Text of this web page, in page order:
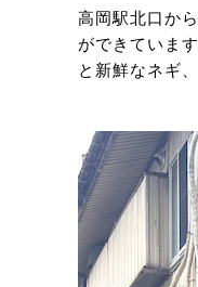
高岡駅北口か
ができていま
と新鮮なネギ